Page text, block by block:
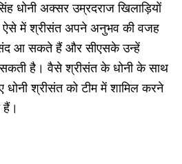
धोनी अक्सर उम्रदराज खिलाड़ियों
ऐसे में श्रीसंत अपने अनुभव की वजह
आ सकते हैं और सीएसके उन्हें
सकती है। वैसे श्रीसंत के धोनी के साथ
धोनी श्रीसंत को टीम में शामिल करने
हैं।